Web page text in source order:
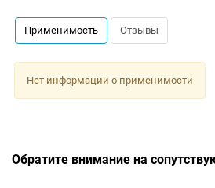
Применимость Отзывы
Нет информации о применимости
Обратите внимание на